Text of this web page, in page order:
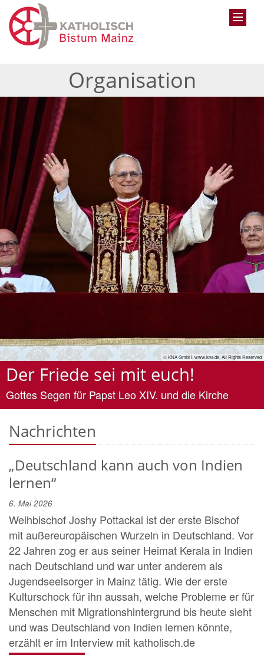
Organisation
© Bistum Mainz
Nachrichten
„Deutschland kann auch von Indien
lernen“
6. Mai 2026
Weihbischof Joshy Pottackal ist der erste Bischof
mit außereuropäischen Wurzeln in Deutschland. Vor
22 Jahren zog er aus seiner Heimat Kerala in Indien
nach Deutschland und war unter anderem als
Jugendseelsorger in Mainz tätig. Wie der erste
Kulturschock für ihn aussah, welche Probleme er für
Menschen mit Migrationshintergrund bis heute sieht
und was Deutschland von Indien lernen könnte,
erzählt er im Interview mit katholisch.de